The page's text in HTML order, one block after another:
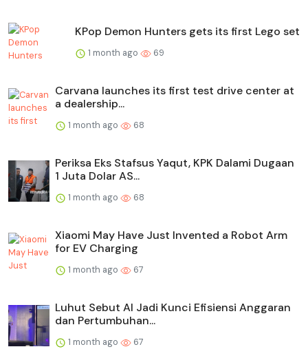
KPop Demon Hunters gets its first Lego set
1 month ago 69
Carvana launches its first test drive center at
a dealership...
1 month ago 68
Periksa Eks Stafsus Yaqut, KPK Dalami Dugaan
1 Juta Dolar AS...
1 month ago 68
Xiaomi May Have Just Invented a Robot Arm
for EV Charging
1 month ago 67
Luhut Sebut AI Jadi Kunci Efisiensi Anggaran
dan Pertumbuhan...
1 month ago 67